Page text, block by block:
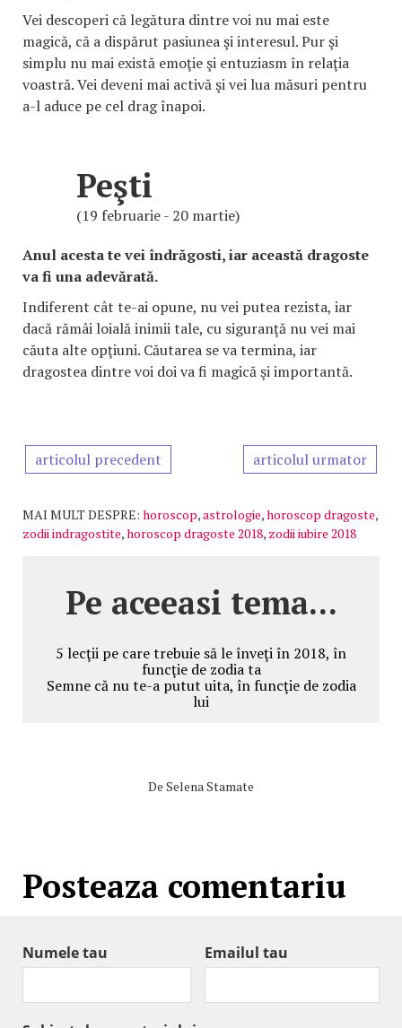
Vei descoperi că legătura dintre voi nu mai este
magică, că a dispărut pasiunea şi interesul. Pur şi
simplu nu mai există emoţie şi entuziasm în relaţia
voastră. Vei deveni mai activă şi vei lua măsuri pentru
a-l aduce pe cel drag înapoi.
Peşti
(19 februarie - 20 martie)
Anul acesta te vei îndrăgosti, iar această dragoste
va fi una adevărată.
Indiferent cât te-ai opune, nu vei putea rezista, iar
dacă rămâi loială inimii tale, cu siguranţă nu vei mai
căuta alte opţiuni. Căutarea se va termina, iar
dragostea dintre voi doi va fi magică şi importantă.
articolul precedent articolul urmator
MAI MULT DESPRE: horoscop,astrologie,horoscop dragoste,
zodii indragostite,horoscop dragoste 2018, zodii iubire 2018
Pe aceeasi tema...
5 lecţii pe care trebuie să le înveţi în 2018, în
funcţie de zodia ta
Semne că nu te-a putut uita, în funcţie de zodia
lui
De Selena Stamate
Posteaza comentariu
Numele tau Emailul tau